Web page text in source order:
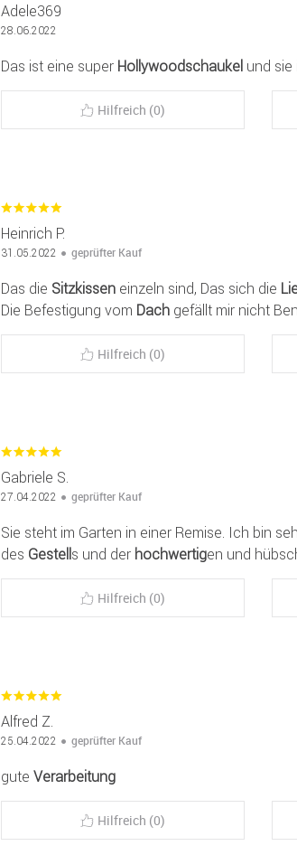
Adele369
28.06.2022
Das ist eine super Hollywoodschaukel und sie
Hilfreich (0)
Heinrich P.
31.05.2022 geprüfter Kauf
Das die Sitzkissen einzeln sind, Das sich die
Die Befestigung vom Dach gefällt mir nicht
Hilfreich (0)
Gabriele S.
27.04.2022 geprüfter Kauf
Sie steht im Garten in einer Remise. Ich bin
des Gestells und der hochwertigen und
Hilfreich (0)
Alfred Z.
25.04.2022 geprüfter Kauf
gute Verarbeitung
Hilfreich (0)